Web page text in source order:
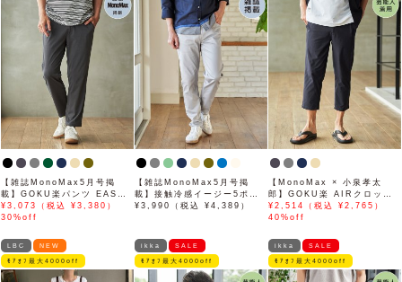
【雑誌MonoMax5月号掲
載】GOKU楽パンツ EASY
STRETCH 冷感アンクル
【接触冷感】「小泉孝太郎さ
¥3,073（税込 ¥3,380）
30%off
【雑誌MonoMax5月号掲
載】接触冷感イージー5ポケ
ット
¥3,990（税込 ¥4,389）
【MonoMax × 小泉孝太
郎】GOKU楽 AIRクロップ
ドパンツ「小泉孝太郎さん着
用モデル」
¥2,514（税込 ¥2,765）
40%off
LBC NEW
ﾓｱｵﾌ最大4000off
ikka SALE
ﾓｱｵﾌ最大4000off
ikka SALE
ﾓｱｵﾌ最大4000off